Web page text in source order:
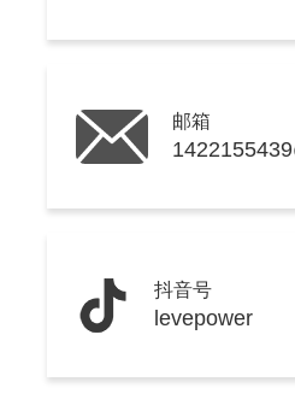
邮箱
抖音号
levepower